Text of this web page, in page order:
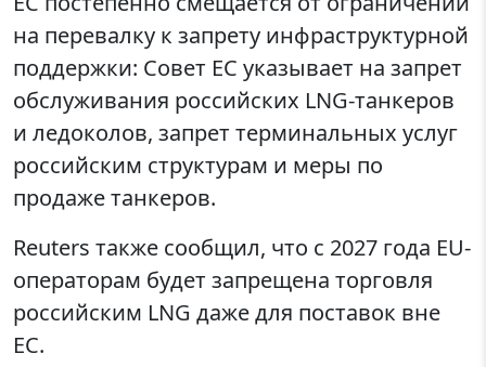
на перевалку к запрету инфраструктурной
поддержки: Совет ЕС указывает на запрет
обслуживания российских LNG-танкеров
и ледоколов, запрет терминальных услуг
российским структурам и меры по
продаже танкеров.
Reuters также сообщил, что с 2027 года EU-
операторам будет запрещена торговля
российским LNG даже для поставок вне
ЕС.